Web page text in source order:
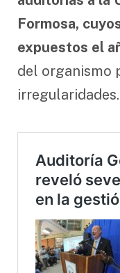
Formosa,
expuestos el
del organismo
irregularidades.